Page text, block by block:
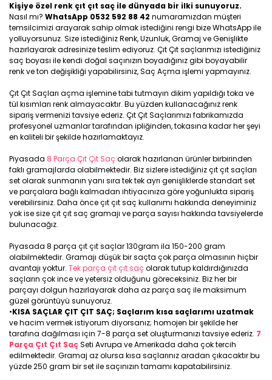
Kişiye özel renk çıt çıt saç ile dünyada bir ilki sunuyoruz.
Nasıl mı? WhatsApp 0532 592 88 42 numaramızdan müşteri
temsilcimizi arayarak sahip olmak istediğini rengi bize WhatsApp ile
yolluyorsunuz. Size istediğiniz Renk, Uzunluk, Gramaj ve Genişlikte
hazırlayarak adresinize teslim ediyoruz. Çıt Çıt saçlarımızı istediğiniz
saç boyası ile kendi doğal saçınızın boyadığınız gibi boyayabilir
renk ve ton değişikliği yapabilirsiniz, Saç Açma işlemi yapmayınız.
Çıt Çıt Saçları açma işlemine tabi tutmayın dikim yapıldığı toka ve
tül kısımları renk almayacaktır. Bu yüzden kullanacağınız renk
sipariş vermenizi tavsiye ederiz. Çıt Çıt Saçlarımızı fabrikamızda
profesyonel uzmanlar tarafından ipliğinden, tokasına kadar her şeyi
en kaliteli bir şekilde hazırlamaktayız.
Piyasada 8 Parça Çıt Çıt Saç olarak hazırlanan ürünler birbirinden
faklı gramajlarda olabilmektedir. Biz sizlere istediğiniz çıt çıt saçları
set olarak sunmanın yanı sıra tek tek ayrı genişliklerde standart set
ve parçalara bağlı kalmadan ihtiyacınıza göre yoğunlukta sipariş
verebilirsiniz. Daha önce çıt çıt saç kullanımı hakkında deneyiminiz
yok ise size çıt çıt saç gramajı ve parça sayısı hakkında tavsiyelerde
bulunacağız.
Piyasada 8 parça çıt çıt saçlar 130gram ila 150-200 gram
olabilmektedir. Gramajı düşük bir saçta çok parça olmasının hiçbir
avantajı yoktur. Tek parça çıt çıt saç olarak tutup kaldırdığınızda
saçların çok ince ve yetersiz olduğunu göreceksiniz. Biz her bir
parçayı dolgun hazırlayarak daha az parça saç ile maksimum
güzel görüntüyü sunuyoruz.
•KISA SAÇLAR ÇIT ÇIT SAÇ; Saçlarım kısa saçlarımı uzatmak
ve hacim vermek istiyorum diyorsanız; homojen bir şekilde her
tarafına dağılması için 7-8 parça set oluşturmanızı tavsiye ederiz. 7
Parça Çıt Çıt SaçSeti Avrupa ve Amerikada daha çok tercih
edilmektedir. Gramaj az olursa kısa saçlarınız aradan çıkacaktır bu
yüzde 250 gram bir set ile saçınızın tamamı kapatabilirsiniz.